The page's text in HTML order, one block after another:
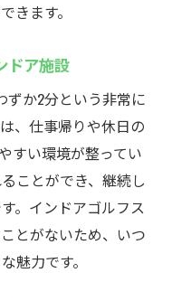
きます。
ドア施設
ずか2分という非常に
、仕事帰りや休日の
すい環境が整ってい
ことができ、継続し
。インドアゴルフス
とがないため、いつ
魅力です。